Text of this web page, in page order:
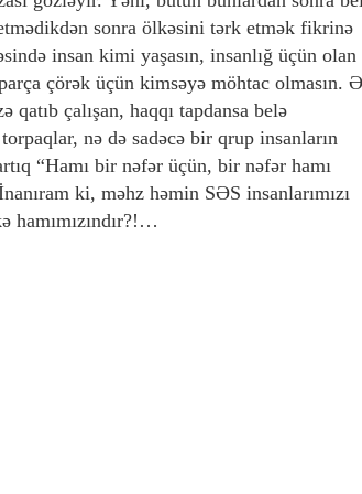
sonra ölkəsini tərk etmək fikrinə
insan kimi yaşasın, insanlığ üçün olan
çörək üçün kimsəyə möhtac olmasın.
çalışan, haqqı tapdansa belə
nə də sadəcə bir qrup insanların
“Hamı bir nəfər üçün, bir nəfər hamı
ki, məhz həmin SƏS insanlarımızı
hamımızındır?!…